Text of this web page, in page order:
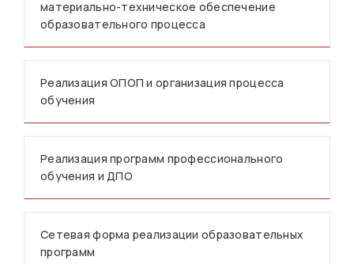
материально-техническое обеспечение
образовательного процесса
Реализация ОПОП и организация процесса
обучения
Реализация программ профессионального
обучения и ДПО
Сетевая форма реализации образовательных
программ